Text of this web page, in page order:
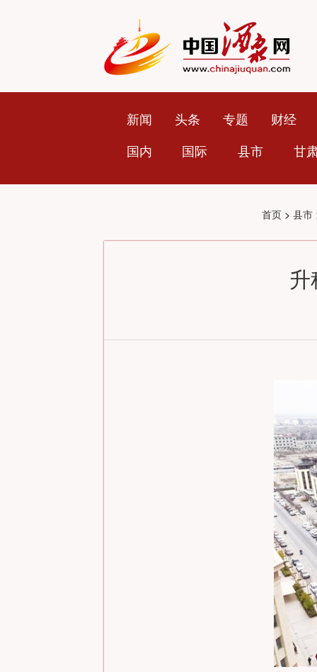
新闻 头条 专题
财经
国内
国际 县市 甘
首页 > 县市
升